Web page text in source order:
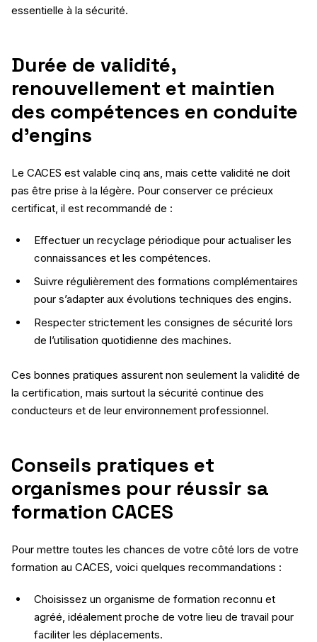
essentielle à la sécurité.
Durée de validité,
renouvellement et maintien
des compétences en conduite
d’engins
Le CACES est valable cinq ans, mais cette validité ne doit
pas être prise à la légère. Pour conserver ce précieux
certificat, il est recommandé de :
Effectuer un recyclage périodique pour actualiser les
connaissances et les compétences.
Suivre régulièrement des formations complémentaires
pour s’adapter aux évolutions techniques des engins.
Respecter strictement les consignes de sécurité lors
de l’utilisation quotidienne des machines.
Ces bonnes pratiques assurent non seulement la validité de
la certification, mais surtout la sécurité continue des
conducteurs et de leur environnement professionnel.
Conseils pratiques et
organismes pour réussir sa
formation CACES
Pour mettre toutes les chances de votre côté lors de votre
formation au CACES, voici quelques recommandations :
Choisissez un organisme de formation reconnu et
agréé, idéalement proche de votre lieu de travail pour
faciliter les déplacements.